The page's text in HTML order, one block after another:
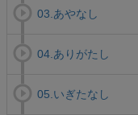
03.あやなし
04.ありがたし
05.いぎたなし